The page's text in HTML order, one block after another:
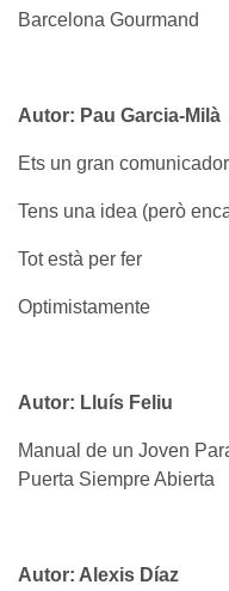
Barcelona Gourmand
Autor: Pau Garcia-Milà
Ets un gran
Tens una idea (però
Tot està per fer
Optimistamente
Autor: Lluís Feliu
Manual de un Joven
Puerta Siempre Abierta
Autor: Alexis Díaz